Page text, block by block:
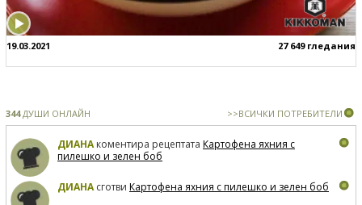
19.03.2021 27 649 гледания
344ДУШИ ОНЛАЙН >>ВСИЧКИ ПОТРЕБИТЕЛИ
ДИАНАкоментира рецептата Картофена яхния с
пилешко и зелен боб
ДИАНАсготви Картофена яхния с пилешко и зелен боб